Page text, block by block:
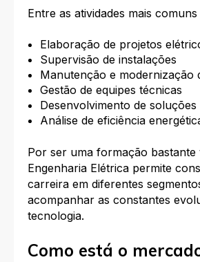
Entre as atividades mais comuns
Elaboração de projetos
Supervisão de instalações
Manutenção e modernização
Gestão de equipes técnicas
Desenvolvimento de
Análise de eficiência
Por ser uma formação bastante
Engenharia Elétrica permite
carreira em diferentes
acompanhar as constantes
tecnologia.
Como está o